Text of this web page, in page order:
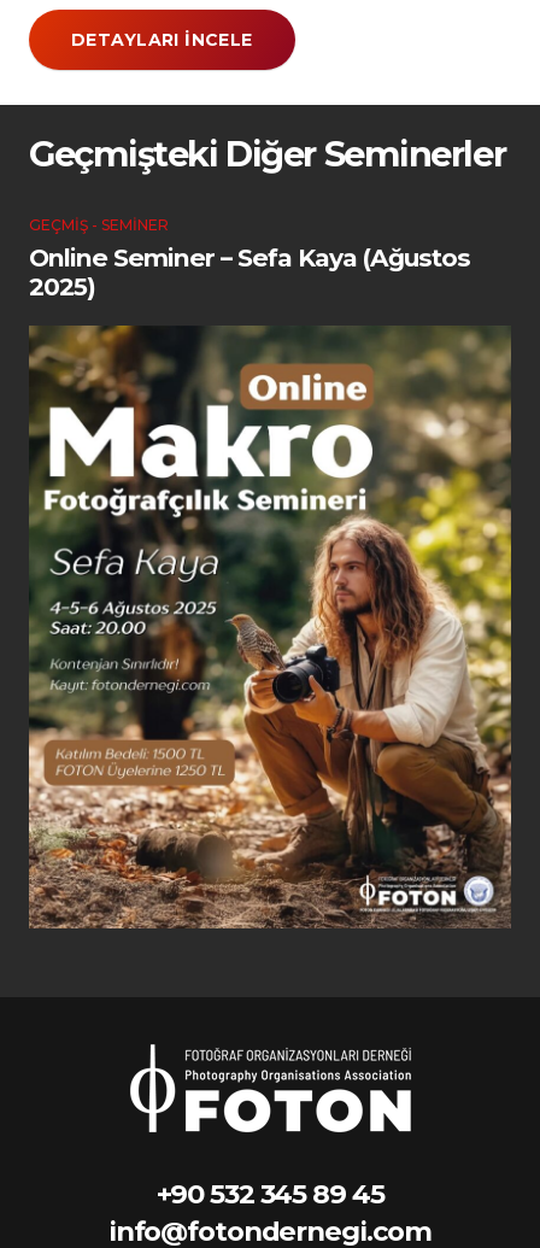
DETAYLARI İNCELE
Geçmişteki Diğer Seminerler
GEÇMIŞ - SEMINER
Online Seminer – Sefa Kaya (Ağustos
2025)
+90 532 345 89 45
info@fotondernegi.com